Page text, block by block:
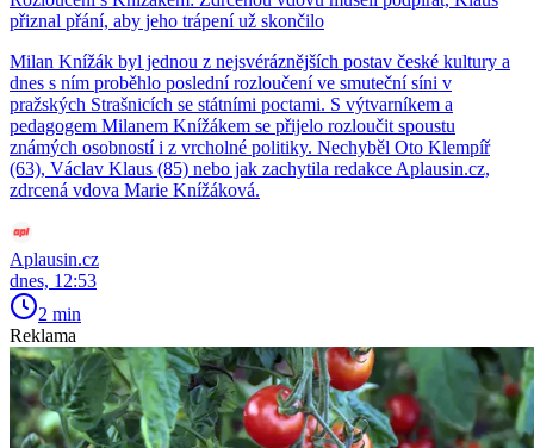
přiznal přání, aby jeho trápení už skončilo
Milan Knížák byl jednou z nejsvéráznějších postav české kultury a
dnes s ním proběhlo poslední rozloučení ve smuteční síni v
pražských Strašnicích se státními poctami. S výtvarníkem a
pedagogem Milanem Knížákem se přijelo rozloučit spoustu
známých osobností i z vrcholné politiky. Nechyběl Oto Klempíř
(63), Václav Klaus (85) nebo jak zachytila redakce Aplausin.cz,
zdrcená vdova Marie Knížáková.
Aplausin.cz
dnes, 12:53
2 min
Reklama